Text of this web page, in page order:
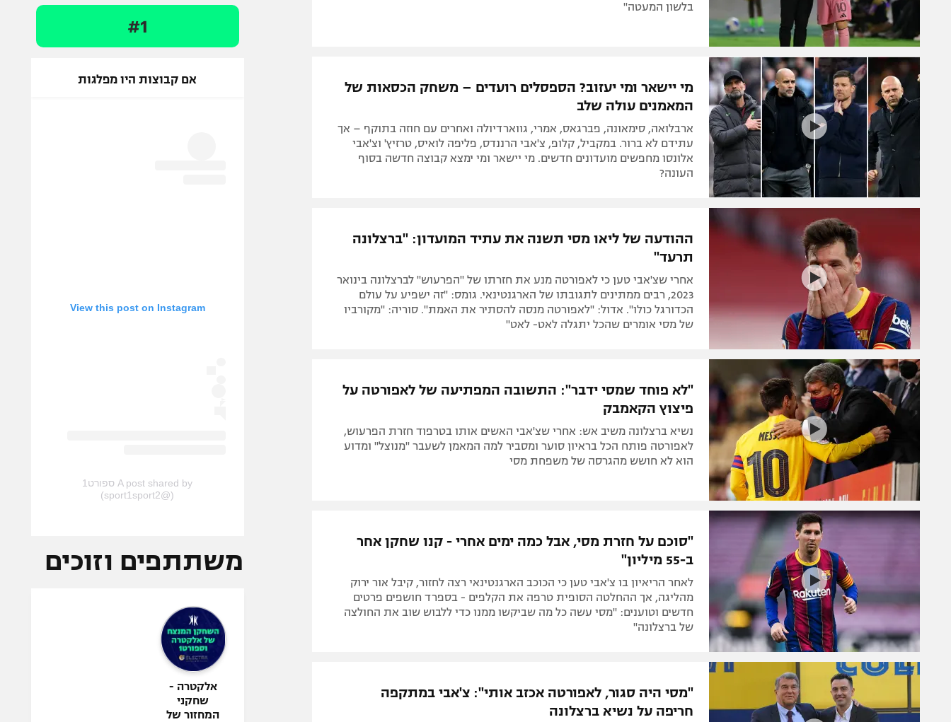
בלשון המעטה"
מי יישאר ומי יעזוב? הספסלים רועדים – משחק הכסאות של
המאמנים עולה שלב
ארבלואה, סימאונה, פברגאס, אמרי, גווארדיולה ואחרים עם חוזה בתוקף – אך
עתידם לא ברור. במקביל, קלופ, צ'אבי הרננדס, פליפה לואיס, טרזיץ' וצ'אבי
אלונסו מחפשים מועדונים חדשים. מי יישאר ומי ימצא קבוצה חדשה בסוף
העונה?
ההודעה של ליאו מסי תשנה את עתיד המועדון: "ברצלונה
תרעד"
אחרי שצ'אבי טען כי לאפורטה מנע את חזרתו של "הפרעוש" לברצלונה בינואר
2023, רבים ממתינים לתגובתו של הארגנטינאי. גומס: "זה ישפיע על עולם
הכדורגל כולו". אדול: "לאפורטה מנסה להסתיר את האמת". סוריה: "מקורביו
של מסי אומרים שהכל יתגלה לאט- לאט"
"לא פוחד שמסי ידבר": התשובה המפתיעה של לאפורטה על
פיצוץ הקאמבק
נשיא ברצלונה משיב אש: אחרי שצ'אבי האשים אותו בטרפוד חזרת הפרעוש,
לאפורטה פותח הכל בראיון סוער ומסביר למה המאמן לשעבר "מנוצל" ומדוע
הוא לא חושש מהגרסה של משפחת מסי
"סוכם על חזרת מסי, אבל כמה ימים אחרי - קנו שחקן אחר
ב-55 מיליון"
לאחר הריאיון בו צ'אבי טען כי הכוכב הארגנטינאי רצה לחזור, קיבל אור ירוק
מהליגה, אך ההחלטה הסופית טרפה את הקלפים - בספרד חושפים פרטים
חדשים וטוענים: "מסי עשה כל מה שביקשו ממנו כדי ללבוש שוב את החולצה
של ברצלונה"
"מסי היה סגור, לאפורטה אכזב אותי": צ'אבי במתקפה
חריפה על נשיא ברצלונה
#1
אם קבוצות היו מפלגות
View this post on Instagram
A post shared by ספורט1
(@sport1sport2)
משתתפים וזוכים
אלקטרה -
שחקני
המחזור של